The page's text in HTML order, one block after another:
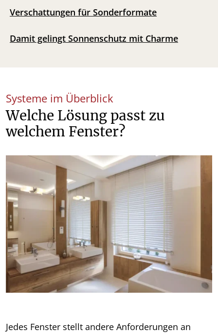
Verschattungen für Sonderformate
Damit gelingt Sonnenschutz mit Charme
Systeme im Überblick
Welche Lösung passt zu
welchem Fenster?
Jedes Fenster stellt andere Anforderungen an